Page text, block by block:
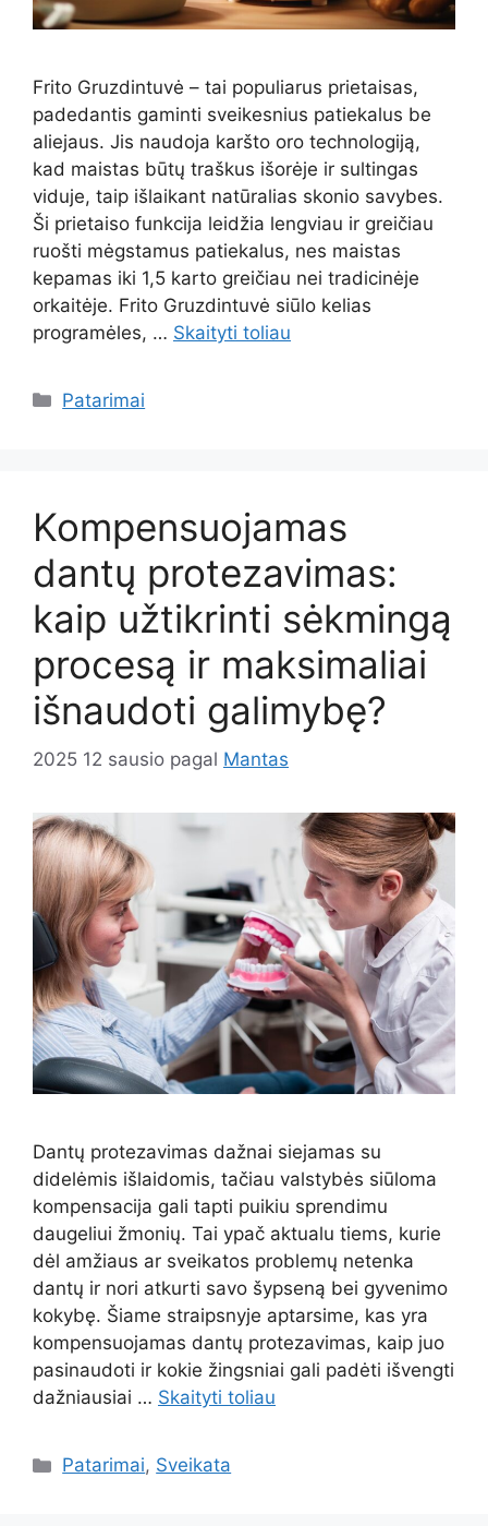
Frito Gruzdintuvė – tai populiarus prietaisas,
padedantis gaminti sveikesnius patiekalus be
aliejaus. Jis naudoja karšto oro technologiją,
kad maistas būtų traškus išorėje ir sultingas
viduje, taip išlaikant natūralias skonio savybes.
Ši prietaiso funkcija leidžia lengviau ir greičiau
ruošti mėgstamus patiekalus, nes maistas
kepamas iki 1,5 karto greičiau nei tradicinėje
orkaitėje. Frito Gruzdintuvė siūlo kelias
programėles, … Skaityti toliau
Kategorijos
Patarimai
Kompensuojamas
dantų protezavimas:
kaip užtikrinti sėkmingą
procesą ir maksimaliai
išnaudoti galimybę?
2025 12 sausio pagal Mantas
Dantų protezavimas dažnai siejamas su
didelėmis išlaidomis, tačiau valstybės siūloma
kompensacija gali tapti puikiu sprendimu
daugeliui žmonių. Tai ypač aktualu tiems, kurie
dėl amžiaus ar sveikatos problemų netenka
dantų ir nori atkurti savo šypseną bei gyvenimo
kokybę. Šiame straipsnyje aptarsime, kas yra
kompensuojamas dantų protezavimas, kaip juo
pasinaudoti ir kokie žingsniai gali padėti išvengti
dažniausiai … Skaityti toliau
Kategorijos
Patarimai, Sveikata